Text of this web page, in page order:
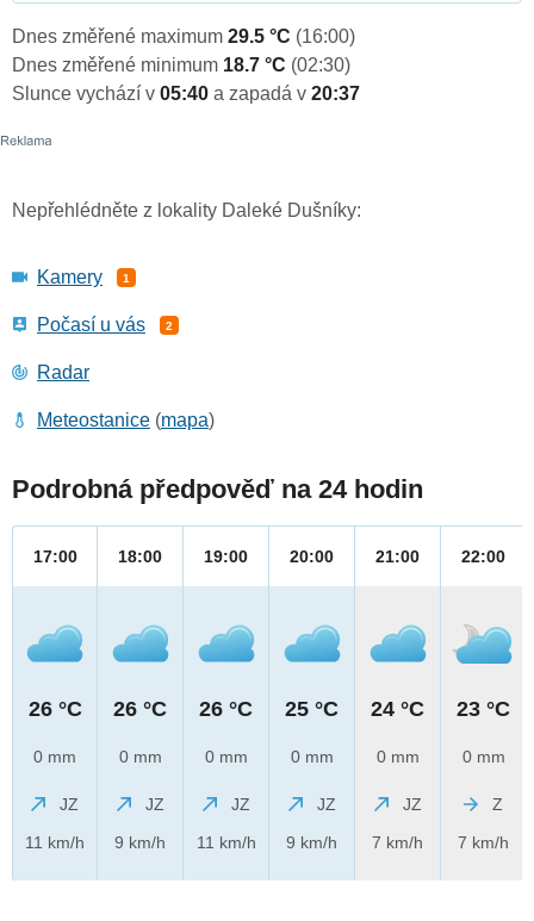
Dnes změřené maximum 29.5 °C (16:00)
Dnes změřené minimum 18.7 °C (02:30)
Slunce vychází v 05:40 a zapadá v 20:37
Nepřehlédněte z lokality Daleké Dušníky:
Kamery 1
Počasí u vás 2
Radar
Meteostanice (mapa)
Podrobná předpověď na 24 hodin
17:00
26 °C
0 mm
JZ
11 km/h
18:00
26 °C
0 mm
JZ
9 km/h
19:00
26 °C
0 mm
JZ
11 km/h
20:00
25 °C
0 mm
JZ
9 km/h
21:00
24 °C
0 mm
JZ
7 km/h
22:00
23 °C
0 mm
Z
7 km/h